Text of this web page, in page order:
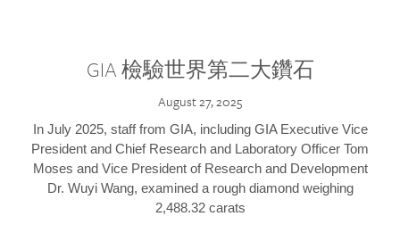
GIA 檢驗世界第二大鑽石
August 27, 2025
In July 2025, staff from GIA, including GIA Executive Vice
President and Chief Research and Laboratory Officer Tom
Moses and Vice President of Research and Development
Dr. Wuyi Wang, examined a rough diamond weighing
2,488.32 carats